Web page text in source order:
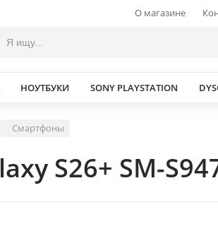
О магазине
НОУТБУКИ SONY PLAYSTATION
Смартфоны
S26+ SM-